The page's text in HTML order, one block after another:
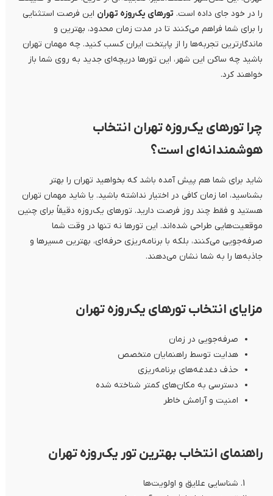
را در خود جای داده است. تورهای یک‌روزه تهران این فرصت استثنایی
را برای شما فراهم می‌کنند تا در مدت زمان محدود، بهترین و
ماندگارترین تجربه‌ها را از پایتخت ایران کسب کنید. چه مهمان تهران
باشید چه ساکن این شهر، این تورها دریچه‌ای جدید به روی شما باز
خواهند کرد.
چرا تورهای یک‌روزه تهران انتخاب
هوشمندانه‌ای است؟
شاید برای شما هم پیش آمده باشد که بخواهید تهران را بهتر
بشناسید، اما زمان کافی در اختیار نداشته باشید. یا شاید مهمان تهران
هستید و فقط چند روز فرصت دارید. تورهای یک‌روزه دقیقاً برای چنین
موقعیت‌هایی طراحی شده‌اند. این تورها نه تنها در وقت شما
صرفه‌جویی می‌کنند، بلکه با برنامه‌ریزی حرفه‌ای، بهترین مسیرها و
جاذبه‌ها را به شما نشان می‌دهند.
مزایای انتخاب تورهای یک‌روزه تهران
صرفه‌جویی در زمان
هدایت توسط راهنمایان متخصص
حذف دغدغه‌های برنامه‌ریزی
دسترسی به مکان‌های کمتر شناخته شده
امنیت و آرامش خاطر
راهنمای انتخاب بهترین تور یک‌روزه تهران
شناسایی علایق و اولویت‌ها